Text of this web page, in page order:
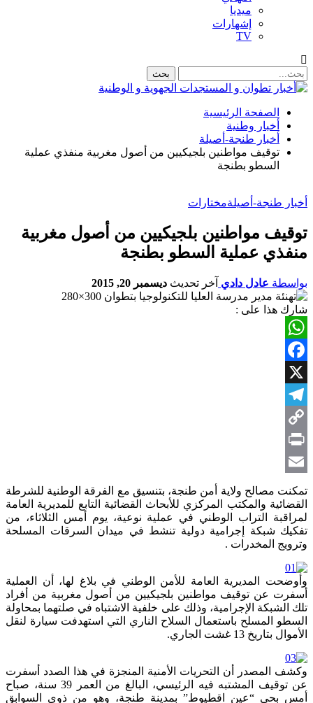
ميديا
إشهارات
TV
الصفحة الرئيسية
أخبار وطنية
أخبار طنجة-أصيلة
توقيف مواطنين بلجيكيين من أصول مغربية منفذي عملية
السطو بطنجة
أخبار طنجة-أصيلةمختارات
توقيف مواطنين بلجيكيين من أصول مغربية
منفذي عملية السطو بطنجة
بواسطة عادل دادي آخر تحديث ديسمبر 20, 2015
شارك هذا على :
WhatsApp
Facebook
X
Telegram
Copy
Link
Print
Email
تمكنت مصالح ولاية أمن طنجة، بتنسيق مع الفرقة الوطنية للشرطة
القضائية والمكتب المركزي للأبحاث القضائية التابع للمديرية العامة
لمراقبة التراب الوطني في عملية نوعية، يوم أمس الثلاثاء، من
تفكيك شبكة إجرامية دولية تنشط في ميدان السرقات المسلحة
وترويج المخدرات .
وأوضحت المديرية العامة للأمن الوطني في بلاغ لها، أن العملية
أسفرت عن توقيف مواطنين بلجيكيين من أصول مغربية من أفراد
تلك الشبكة الإجرامية، وذلك على خلفية الاشتباه في صلتهما بمحاولة
السطو المسلح باستعمال السلاح الناري التي استهدفت سيارة لنقل
الأموال بتاريخ 13 غشت الجاري.
وكشف المصدر أن التحريات الأمنية المنجزة في هذا الصدد أسفرت
عن توقيف المشتبه فيه الرئيسي، البالغ من العمر 39 سنة، صباح
أمس بحي “عين اقطيوط” بمدينة طنجة، وهو من ذوي السوابق